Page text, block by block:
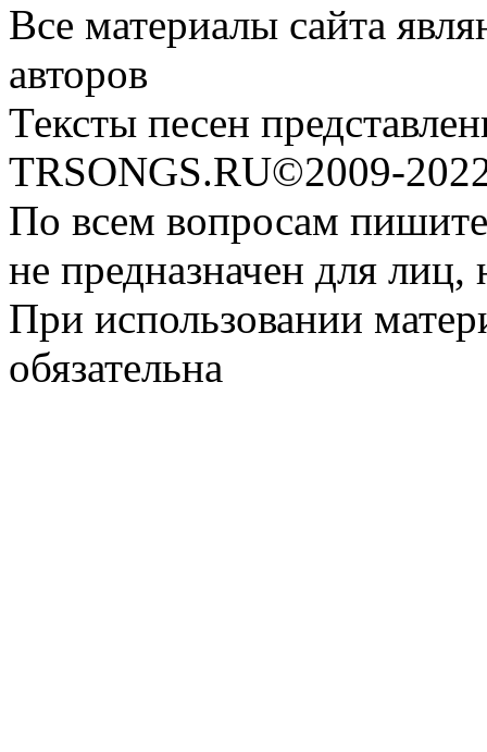
Все материалы сайта
авторов
Тексты песен
TRSONGS.RU©2009-
По всем вопросам
не предназначен для
При использовании
обязательна